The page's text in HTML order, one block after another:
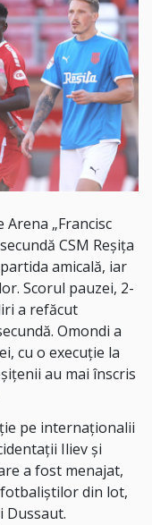
„Francisc
CSM Reșița
amicală, iar
Scorul pauzei, 2-
a refăcut
Omondi a
cu o execuție la
au mai înscris
pe internaționalii
Iliev și
a fost menajat,
din lot,
Dussaut.